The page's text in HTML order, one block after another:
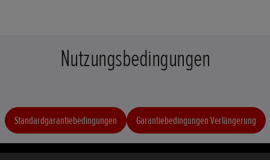
Nutzungsbedingungen
Standardgarantiebedingungen Garantiebedingungen Verlängerung